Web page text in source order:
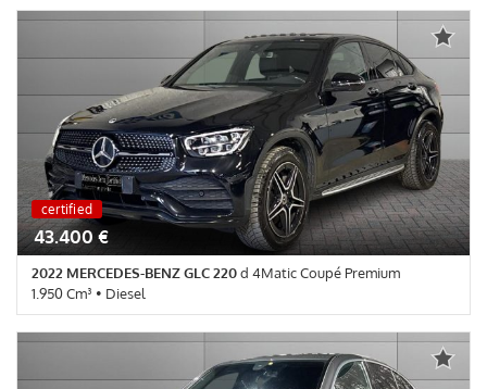
certified
43.400 €
2022 MERCEDES-BENZ GLC 220d 4Matic Coupé Premium
1.950 Cm³ • Diesel
68.116 Km • Cambio Automatico (9) • Nero Ossidiana metallizzato
• 5 Porte • 360° camera • 4 Vetri Elettrici • ABS • Airbag • Airbag
Ginocchia • Airbag laterali • Airbag Passeggero • Airbag testa •